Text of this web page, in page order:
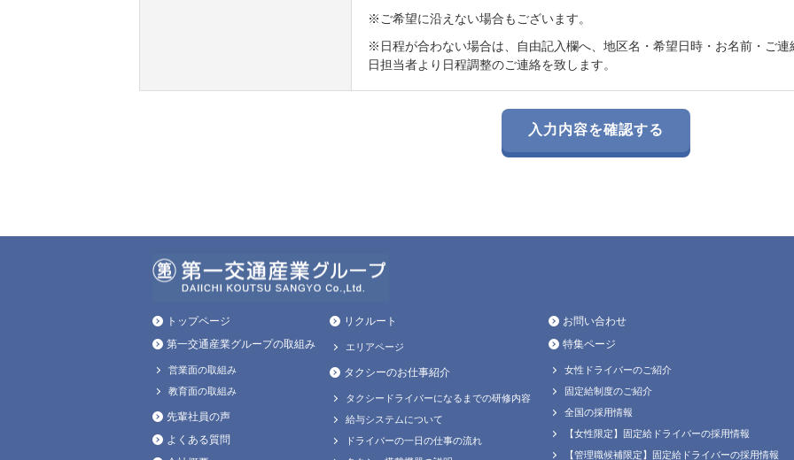
※ご希望に沿えない場合もございます。
※日程が合わない場合は、自由記入欄へ、地区名・希望日時・お名前・ご
日担当者より日程調整のご連絡を致します。
トップページ
第一交通産業グループの取組み
営業面の取組み
教育面の取組み
先輩社員の声
よくある質問
リクルート
エリアページ
タクシーのお仕事紹介
タクシードライバーになるまでの研修内容
給与システムについて
ドライバーの一日の仕事の流れ
お問い合わせ
特集ページ
女性ドライバーのご紹介
固定給制度のご紹介
全国の採用情報
【女性限定】固定給ドライバーの採用情報
【管理職候補限定】固定給ドライバーの採用情報